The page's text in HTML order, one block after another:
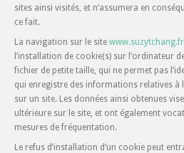
sites ainsi visités, et n’assumera en
ce fait.
La navigation sur le site www.suzytchang.fr
l’installation de cookie(s) sur l’ordinateur
fichier de petite taille, qui ne permet pas
qui enregistre des informations relatives à
sur un site. Les données ainsi obtenues
ultérieure sur le site, et ont également
mesures de fréquentation.
Le refus d’installation d’un cookie peut